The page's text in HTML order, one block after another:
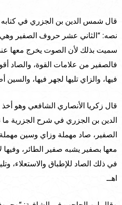
قال شمس الدين بن الجزري في كتابه
نصه: “الثاني عشر حروف الصفير وهي
سميت بذلك لأن الصوت يخرج معها
فالصفير من علامات القوة، والصاد
فيها، والزاي تليها لجهر فيها، والسين
قال زكريا الأنصاري الشافعي وهو
الدين بن الجزري في شرح الجزرية
الصفير، صاد مهملة وزاي وسين
معها بصفير يشبه صفير الطائر، وفيها
في ذلك الصاد للإطباق والاستعلاء،
اهــ